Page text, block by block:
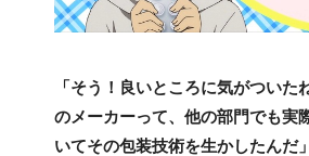
「そう！良いところに気がついた
のメーカーって、他の部門でも実
いてその包装技術を生かしたんだ」